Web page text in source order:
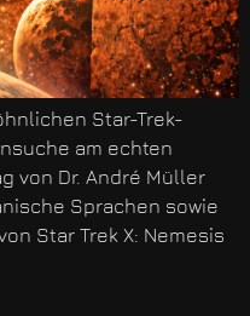
Star-Trek-
am echten
von Dr. André Müller
Sprachen sowie
Star Trek X: Nemesis